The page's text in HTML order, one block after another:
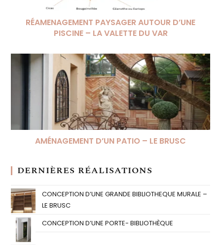
RÉAMENAGEMENT PAYSAGER AUTOUR D’UNE
PISCINE – LA VALETTE DU VAR
AMÉNAGEMENT D’UN PATIO – LE BRUSC
DERNIÈRES RÉALISATIONS
CONCEPTION D’UNE GRANDE BIBLIOTHEQUE MURALE –
LE BRUSC
CONCEPTION D’UNE PORTE- BIBLIOTHÈQUE